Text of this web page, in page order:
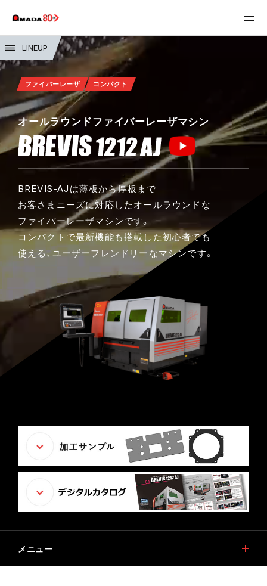
LINEUP
ファイバーレーザ コンパクト
オールラウンドファイバーレーザマシン
BREVIS-AJは薄板から厚板まで
お客さまニーズに対応したオールラウンドな
ファイバーレーザマシンです。
コンパクトで最新機能も搭載した初心者でも
使える、ユーザーフレンドリーなマシンです。
メニュー